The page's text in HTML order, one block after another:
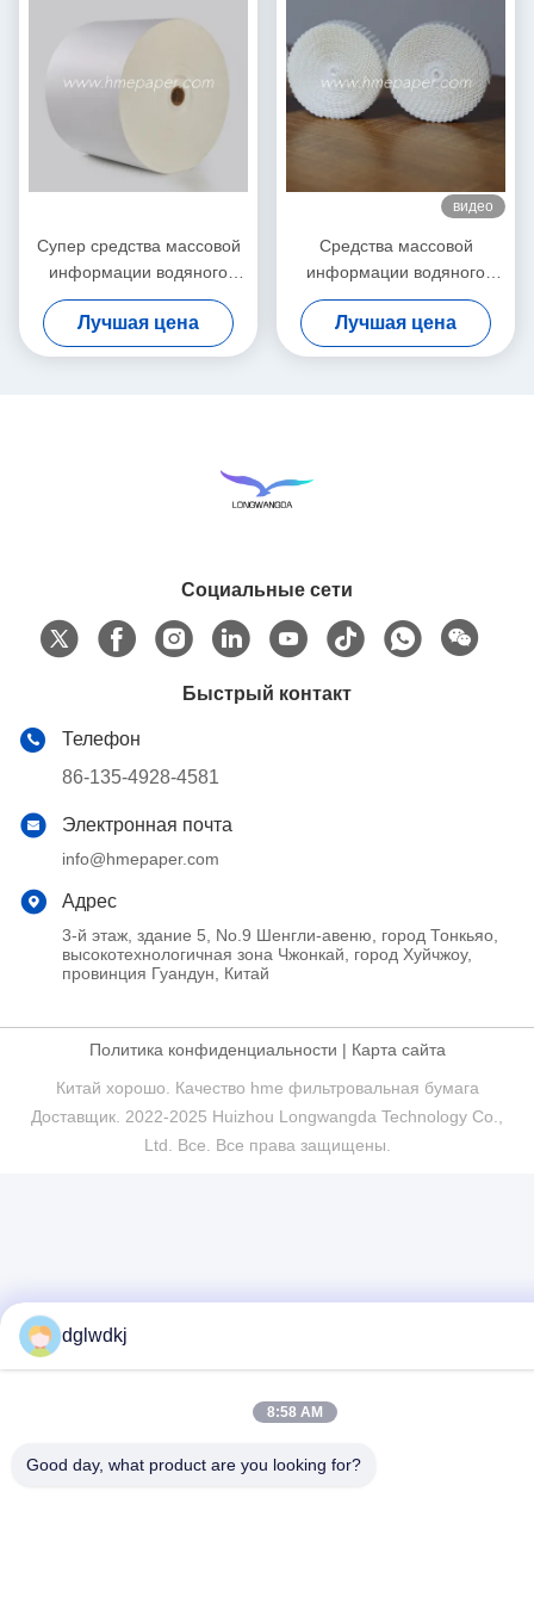
Супер средства массовой
информации водяного
фильтра вещество-
поглотителя свертывают
Breathable бумагу 600mm
Лучшая цена
видео
Средства массовой
информации водяного
фильтра HME влажные
бумажные свертывают
OEM вещество-
Лучшая цена
Социальные сети
Быстрый контакт
Телефон
86-135-4928-4581
Электронная почта
info@hmepaper.com
Адрес
3-й этаж, здание 5, No.9 Шенгли-авеню, город Тонкьяо,
высокотехнологичная зона Чжонкай, город Хуйчжоу,
провинция Гуандун, Китай
Политика конфиденциальности | Карта сайта
Китай хорошо. Качество hme фильтровальная бумага
Доставщик. 2022-2025 Huizhou Longwangda Technology Co.,
Ltd. Все. Все права защищены.
dglwdkj
8:58 AM
Good day, what product are you looking for?